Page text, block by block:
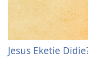
Jesus Eketie